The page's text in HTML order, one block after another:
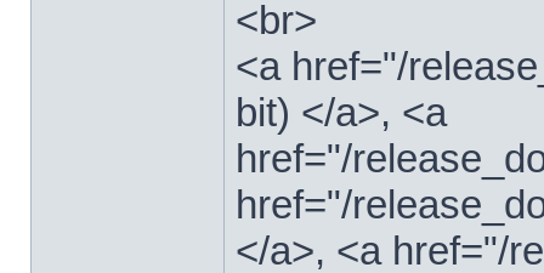
<br>
<a href="/
bit) </a>, <a
href="/
href="/
</a>, <a href="/